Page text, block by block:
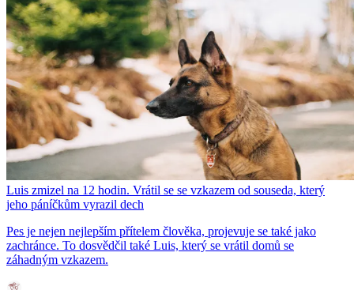
Luis zmizel na 12 hodin. Vrátil se se vzkazem od souseda, který
jeho páníčkům vyrazil dech
Pes je nejen nejlepším přítelem člověka, projevuje se také jako
zachránce. To dosvědčil také Luis, který se vrátil domů se
záhadným vzkazem.